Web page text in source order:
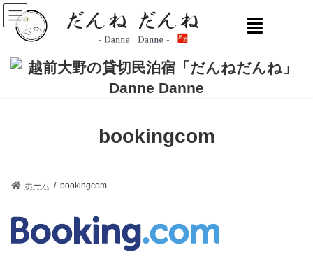
bookingcom
ホーム bookingcom